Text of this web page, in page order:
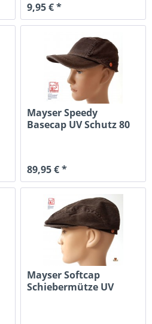
9,95 € *
Mayser Speedy
Basecap UV Schutz 80
89,95 € *
Mayser Softcap
Schiebermütze UV